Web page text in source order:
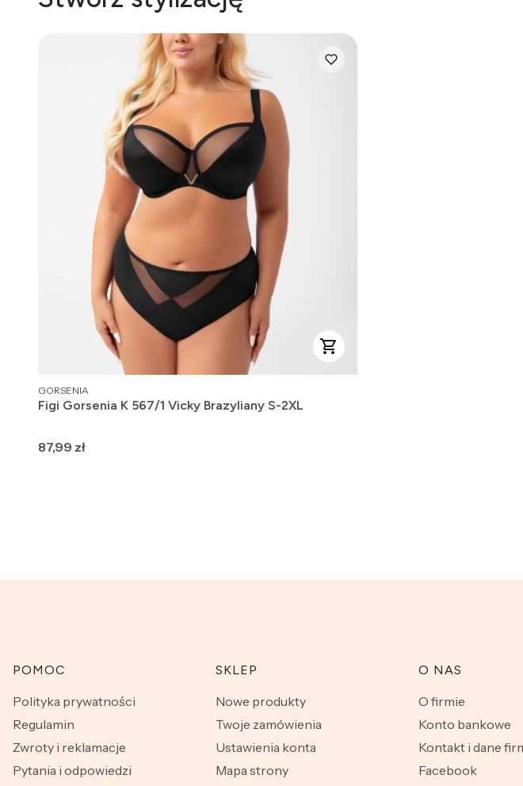
PRODUCENT
GORSENIA
Figi Gorsenia K 567/1 Vicky Brazyliany S-2XL
Cena
87,99 zł
Linki w stopce
POMOC
Polityka prywatności
Regulamin
Zwroty i reklamacje
Pytania i odpowiedzi
SKLEP
Nowe produkty
Twoje zamówienia
Ustawienia konta
Mapa strony
O NAS
O firmie
Konto bankowe
Kontakt i dane
Facebook